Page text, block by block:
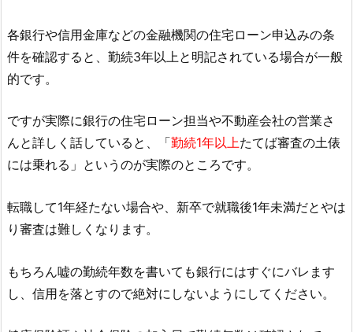
各銀行や信用金庫などの金融機関の住宅ローン申込みの条
件を確認すると、勤続3年以上と明記されている場合が一般
的です。
ですが実際に銀行の住宅ローン担当や不動産会社の営業さ
んと詳しく話していると、「勤続1年以上たてば審査の土俵
には乗れる」というのが実際のところです。
転職して1年経たない場合や、新卒で就職後1年未満だとやは
り審査は難しくなります。
もちろん嘘の勤続年数を書いても銀行にはすぐにバレます
し、信用を落とすので絶対にしないようにしてください。